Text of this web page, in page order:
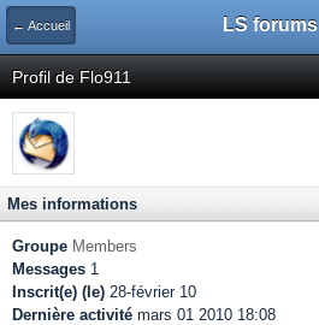
← Accueil LS forums
Profil de Flo911
Mes informations
Groupe Members
Messages 1
Inscrit(e) (le) 28-février 10
Dernière activité mars 01 2010 18:08